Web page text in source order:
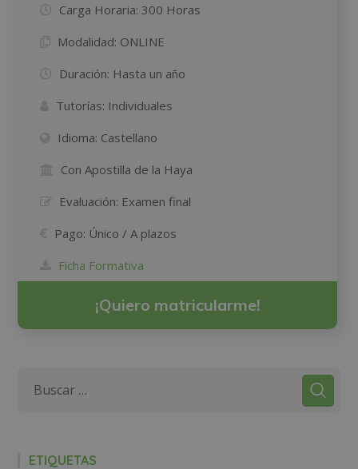
Carga Horaria: 300 Horas
Modalidad: ONLINE
Duración: Hasta un año
Tutorías: Individuales
Idioma: Castellano
Con Apostilla de la Haya
Evaluación: Examen final
Pago: Único / A plazos
Ficha Formativa
¡Quiero matricularme!
ETIQUETAS